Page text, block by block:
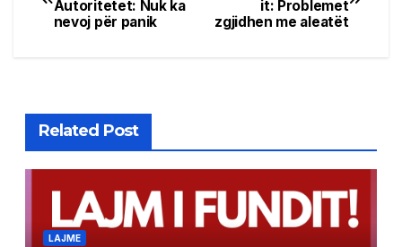
navigation
it: Problemet
zgjidhen me aleatët
Autoritetet: Nuk ka
nevoj për panik
Related Post
LAJME